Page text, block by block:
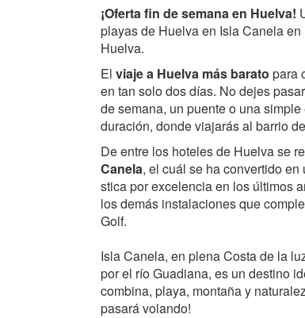
¡Oferta fin de semana en Huelva!
playas de Huelva en Isla Canela
Huelva.
El viaje a Huelva más barato para
en tan solo dos días. No dejes
de semana, un puente o una
duración, donde viajarás al barrio
De entre los hoteles de Huelva se
Canela, el cuál se ha convertido
stica por excelencia en los últimos
los demás instalaciones que
Golf.
Isla Canela, en plena Costa de la
por el río Guadiana, es un destino
combina, playa, montaña y
pasará volando!